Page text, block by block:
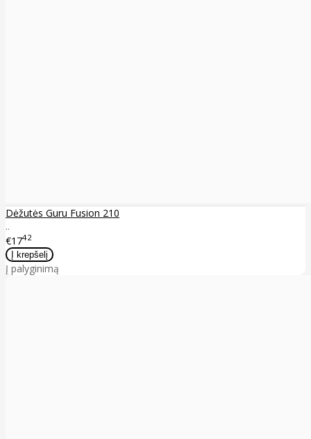
Dėžutės Guru Fusion 210
..
€1742
Į palyginimą